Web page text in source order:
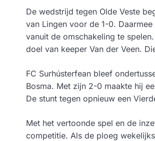
De wedstrijd tegen Olde Veste
van Lingen voor de 1-0.
vanuit de omschakeling te
doel van keeper Van der Veen.
FC Surhústerfean bleef
Bosma. Met zijn 2-0 maakte hij
De stunt tegen opnieuw een
Met het vertoonde spel en de
competitie. Als de ploeg